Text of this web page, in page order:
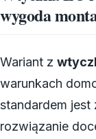
wygoda
Wariant z
warunkach
standardem jest
rozwiązanie